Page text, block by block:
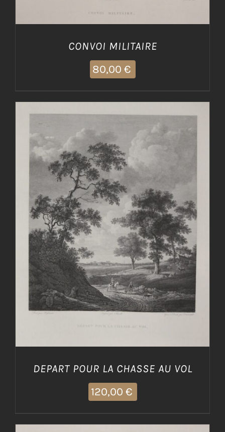
CONVOI MILITAIRE
80,00 €
AGGIUNGI AL CARRELLO / DETTAGLI
DEPART POUR LA CHASSE AU VOL
120,00 €